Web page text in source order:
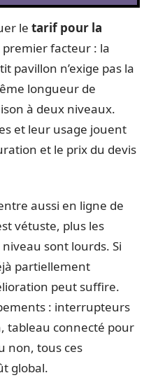
le tarif pour la
premier facteur : la
pavillon n’exige pas la
longueur de
à deux niveaux.
et leur usage jouent
et le prix du devis
aussi en ligne de
vétuste, plus les
sont lourds. Si
partiellement
peut suffire.
: interrupteurs
tableau connecté pour
non, tous ces
global.